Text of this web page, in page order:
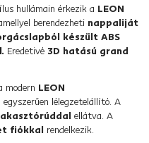
hullámain érkezik a LEON
berendezheti nappaliját
készült ABS
Eredetivé 3D hatású grand
modern LEON
lélegzetelállító. A
ellátva. A
fiókkal rendelkezik.